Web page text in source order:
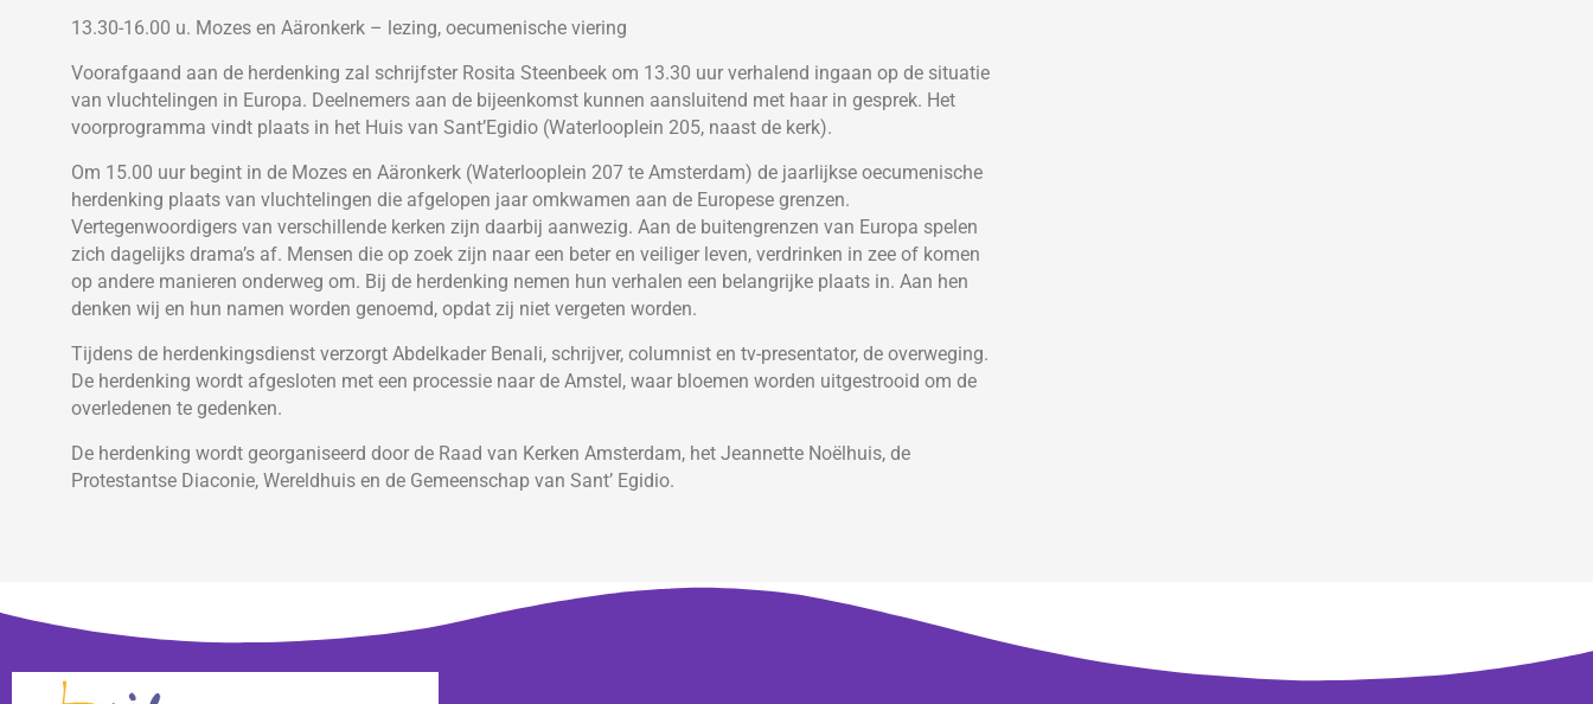
13.30-16.00 u. Mozes en Aäronkerk – lezing, oecumenische viering
Voorafgaand aan de herdenking zal schrijfster Rosita Steenbeek om 13.30 uur verhalend ingaan op de situatie
van vluchtelingen in Europa. Deelnemers aan de bijeenkomst kunnen aansluitend met haar in gesprek. Het
voorprogramma vindt plaats in het Huis van Sant’Egidio (Waterlooplein 205, naast de kerk).
Om 15.00 uur begint in de Mozes en Aäronkerk (Waterlooplein 207 te Amsterdam) de jaarlijkse oecumenische
herdenking plaats van vluchtelingen die afgelopen jaar omkwamen aan de Europese grenzen.
Vertegenwoordigers van verschillende kerken zijn daarbij aanwezig. Aan de buitengrenzen van Europa spelen
zich dagelijks drama’s af. Mensen die op zoek zijn naar een beter en veiliger leven, verdrinken in zee of komen
op andere manieren onderweg om. Bij de herdenking nemen hun verhalen een belangrijke plaats in. Aan hen
denken wij en hun namen worden genoemd, opdat zij niet vergeten worden.
Tijdens de herdenkingsdienst verzorgt Abdelkader Benali, schrijver, columnist en tv-presentator, de overweging.
De herdenking wordt afgesloten met een processie naar de Amstel, waar bloemen worden uitgestrooid om de
overledenen te gedenken.
De herdenking wordt georganiseerd door de Raad van Kerken Amsterdam, het Jeannette Noëlhuis, de
Protestantse Diaconie, Wereldhuis en de Gemeenschap van Sant’ Egidio.